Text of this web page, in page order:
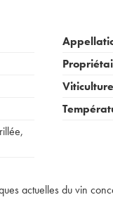
,
actuelles du vin